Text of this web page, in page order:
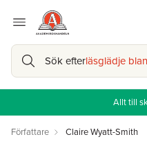
Sök efterläsglädje
Allt till
Författare Claire Wyatt-Smith